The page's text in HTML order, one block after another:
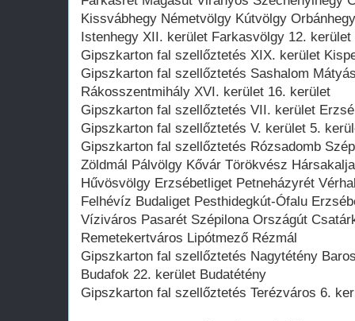
Kissvábhegy Németvölgy Kútvölgy
Istenhegy XII. kerület Farkasvölgy 12. kerület
Gipszkarton fal szellőztetés XIX. kerület
Gipszkarton fal szellőztetés Sashalom
Rákosszentmihály XVI. kerület 16. kerület
Gipszkarton fal szellőztetés VII. kerület
Gipszkarton fal szellőztetés V. kerület 5.
Gipszkarton fal szellőztetés Rózsadomb
Zöldmál Pálvölgy Kővár Törökvész
Hűvösvölgy Erzsébetliget Petneházyrét
Felhévíz Budaliget Pesthidegkút-Ófalu
Víziváros Pasarét Szépilona Országút
Remetekertváros Lipótmező Rézmál
Gipszkarton fal szellőztetés Nagytétény
Budafok 22. kerület Budatétény
Gipszkarton fal szellőztetés Terézváros 6.